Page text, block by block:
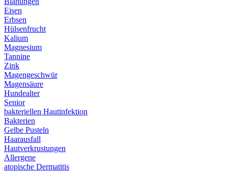
Eisen
Erbsen
Hülsenfrucht
Kalium
Magnesium
Tannine
Zink
Magengeschwür
Magensäure
Hundealter
Senior
bakteriellen Hautinfektion
Bakterien
Gelbe Pusteln
Haarausfall
Hautverkrustungen
Allergene
atopische Dermatitis